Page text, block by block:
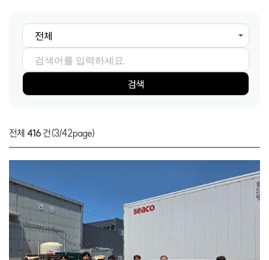
검색
전체 416 건(3/42page)